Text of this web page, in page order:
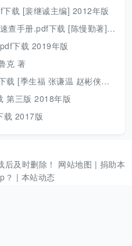
载 [裴继诚主编] 2012年版
册.pdf下载 [陈慢勤著] 2010年版
下载 2019年版
克 著
生福 张谦温 赵彬侠编] 2011年版
第三版 2018年版
载 2017版
及时删除！ 网站地图 | 捐助本
？ | 本站动态